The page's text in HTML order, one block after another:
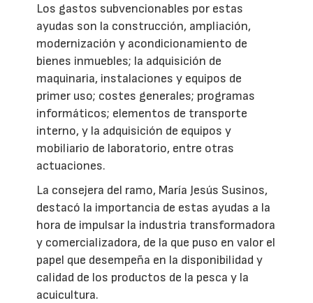
Los gastos subvencionables por estas
ayudas son la construcción, ampliación,
modernización y acondicionamiento de
bienes inmuebles; la adquisición de
maquinaria, instalaciones y equipos de
primer uso; costes generales; programas
informáticos; elementos de transporte
interno, y la adquisición de equipos y
mobiliario de laboratorio, entre otras
actuaciones.
La consejera del ramo, María Jesús Susinos,
destacó la importancia de estas ayudas a la
hora de impulsar la industria transformadora
y comercializadora, de la que puso en valor el
papel que desempeña en la disponibilidad y
calidad de los productos de la pesca y la
acuicultura.